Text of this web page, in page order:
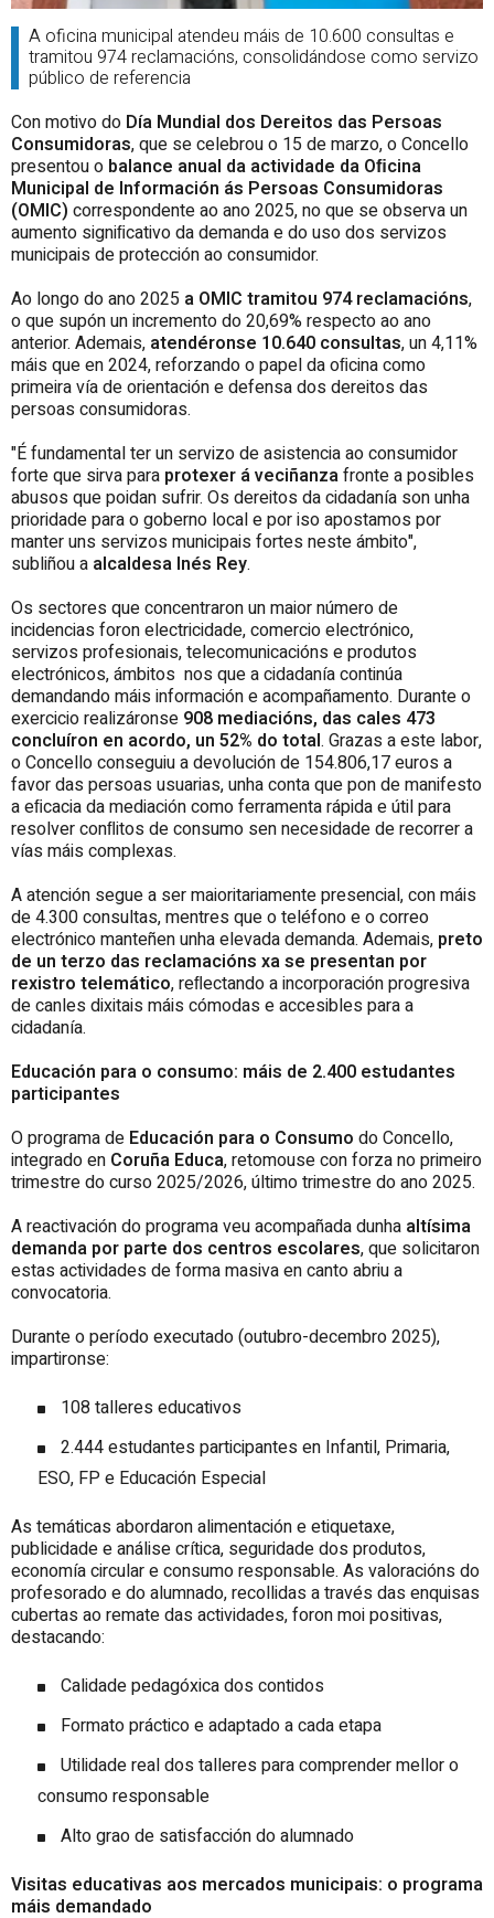
A oficina municipal atendeu máis de 10.600 consultas e
tramitou 974 reclamacións, consolidándose como servizo
público de referencia
Con motivo do Día Mundial dos Dereitos das Persoas
Consumidoras, que se celebrou o 15 de marzo, o Concello
presentou o balance anual da actividade da Oﬁcina
Municipal de Información ás Persoas Consumidoras
(OMIC) correspondente ao ano 2025, no que se observa un
aumento signiﬁcativo da demanda e do uso dos servizos
municipais de protección ao consumidor.
Ao longo do ano 2025 a OMIC tramitou 974 reclamacións,
o que supón un incremento do 20,69% respecto ao ano
anterior. Ademais, atendéronse 10.640 consultas, un 4,11%
máis que en 2024, reforzando o papel da oﬁcina como
primeira vía de orientación e defensa dos dereitos das
persoas consumidoras.
"É fundamental ter un servizo de asistencia ao consumidor
forte que sirva para protexer á veciñanzafronte a posibles
abusos que poidan sufrir. Os dereitos da cidadanía son unha
prioridade para o goberno local e por iso apostamos por
manter uns servizos municipais fortes neste ámbito",
subliñou a alcaldesa Inés Rey.
Os sectores que concentraron un maior número de
incidencias foron electricidade, comercio electrónico,
servizos profesionais, telecomunicacións e produtos
electrónicos, ámbitos nos que a cidadanía continúa
demandando máis información e acompañamento. Durante o
exercicio realizáronse 908 mediacións, das cales 473
concluíron en acordo, un 52% do total. Grazas a este labor,
o Concello conseguiu a devolución de 154.806,17 euros a
favor das persoas usuarias, unha conta que pon de manifesto
a eﬁcacia da mediación como ferramenta rápida e útil para
resolver conﬂitos de consumo sen necesidade de recorrer a
vías máis complexas.
A atención segue a ser maioritariamente presencial, con máis
de 4.300 consultas, mentres que o teléfono e o correo
electrónico manteñen unha elevada demanda. Ademais, preto
de un terzo das reclamacións xa se presentan por
rexistro telemático, reﬂectando a incorporación progresiva
de canles dixitais máis cómodas e accesibles para a
cidadanía.
Educación para o consumo: máis de 2.400 estudantes
participantes
O programa de Educación para o Consumo do Concello,
integrado en Coruña Educa, retomouse con forza no primeiro
trimestre do curso 2025/2026, último trimestre do ano 2025.
A reactivación do programa veu acompañada dunha altísima
demanda por parte dos centros escolares, que solicitaron
estas actividades de forma masiva en canto abriu a
convocatoria.
Durante o período executado (outubro-decembro 2025),
impartironse:
108 talleres educativos
2.444 estudantes participantes en Infantil, Primaria,
ESO, FP e Educación Especial
As temáticas abordaron alimentación e etiquetaxe,
publicidade e análise crítica, seguridade dos produtos,
economía circular e consumo responsable. As valoracións do
profesorado e do alumnado, recollidas a través das enquisas
cubertas ao remate das actividades, foron moi positivas,
destacando:
Calidade pedagóxica dos contidos
Formato práctico e adaptado a cada etapa
Utilidade real dos talleres para comprender mellor o
consumo responsable
Alto grao de satisfacción do alumnado
Visitas educativas aos mercados municipais: o programa
máis demandado